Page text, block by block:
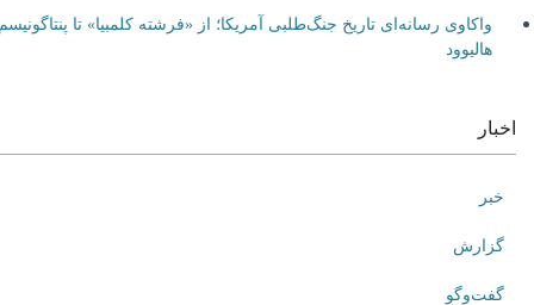
واکاوی رسانه‌ای تاریخ جنگ‌طلبی آمریکا؛ از «فرشته کلمبیا» تا پنتاگونیسم
هالیوود
اخبار
خبر
گزارش
گفت‌وگو